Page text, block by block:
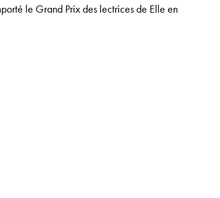
le Grand Prix des lectrices de Elle en